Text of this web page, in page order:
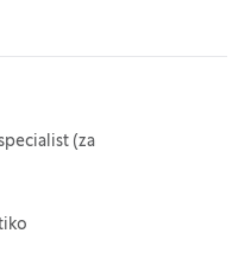
(za